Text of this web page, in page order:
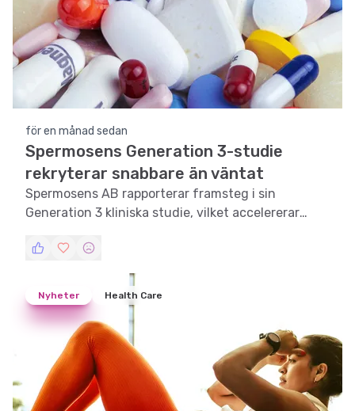
för en månad sedan
Spermosens Generation 3-studie
rekryterar snabbare än väntat
Spermosens AB rapporterar framsteg i sin
Generation 3 kliniska studie, vilket accelererar
Nyheter Health Care